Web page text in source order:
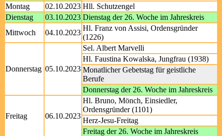
Montag
02.10.2023 Hll. Schutzengel
Dienstag
03.10.2023 Dienstag der 26. Woche im Jahreskreis
Mittwoch
04.10.2023
Hl. Franz von Assisi, Ordensgründer
(1226)
Donnerstag 05.10.2023
Sel. Albert Marvelli
Hl. Faustina Kowalska, Jungfrau (1938)
Monatlicher Gebetstag für geistliche
Berufe
Donnerstag der 26. Woche im Jahreskreis
Freitag 06.10.2023
Hl. Bruno, Mönch, Einsiedler,
Ordensgründer (1101)
Herz-Jesu-Freitag
Freitag der 26. Woche im Jahreskreis